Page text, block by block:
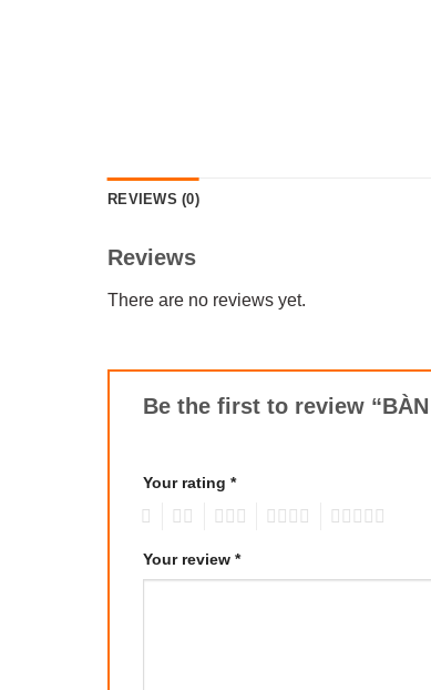
REVIEWS (0)
Reviews
There are no reviews yet.
Be the first to review “BÀN
Your rating *
Your review *